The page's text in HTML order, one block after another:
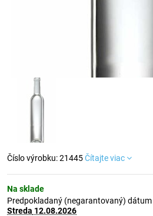
Číslo výrobku: 21445Čítajte viac
Na sklade
Predpokladaný (negarantovaný)
Streda 12.08.2026